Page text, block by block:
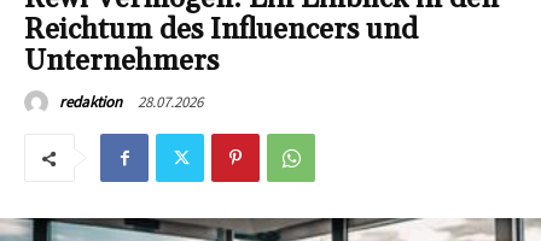
Reichtum des Influencers und
Unternehmers
redaktion 28.07.2026